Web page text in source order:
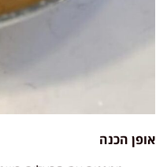
אופן הכנה